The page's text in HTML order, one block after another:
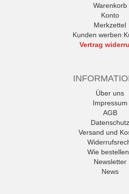
Warenkorb
Konto
Merkzettel
Kunden werben
Vertrag
Über uns
Impressum
AGB
Datenschutz
Versand und
Wie
Newsletter
News